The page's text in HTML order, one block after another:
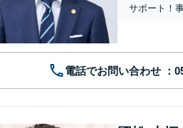
サポート！
電話でお問い合わせ